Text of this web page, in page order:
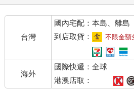
伏的鱗片。他深深地吸了口氣，生生
若是要拔出龍鱗，化出真身會少許多
怎能容許他做那麼大的動作？孤虹眼
汗沿著他的下頷滴落，背上湧出的鮮
他吐出了沾血的頭髮，顫抖著把那片
時一道白光從穿透而出，附著到了龍鱗
孤虹拈起龍鱗看了一眼，隨即一彈指
台灣
國內宅配：本島、離島
到店取貨：
不限金額
海外
國際快遞：全球
港澳店取：